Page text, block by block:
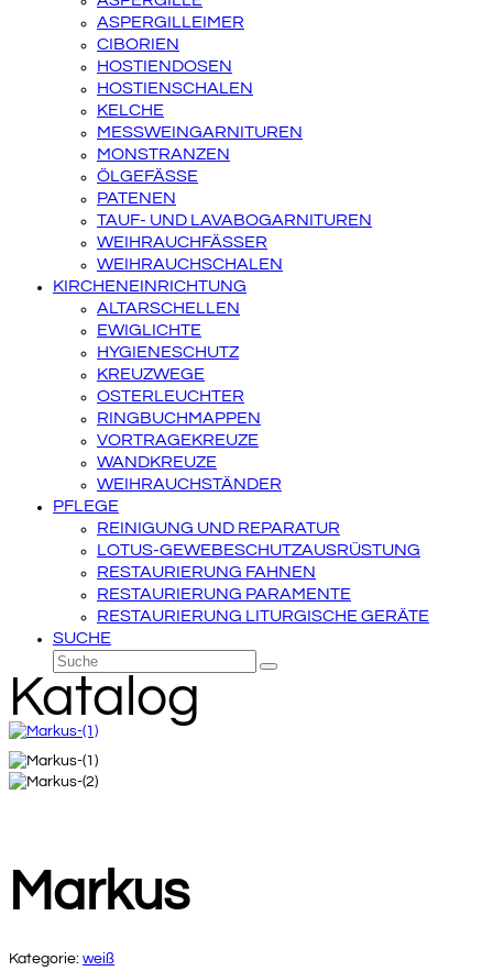
ASPERGILLEIMER
CIBORIEN
HOSTIENDOSEN
HOSTIENSCHALEN
KELCHE
MESSWEINGARNITUREN
MONSTRANZEN
ÖLGEFÄSSE
PATENEN
TAUF- UND LAVABOGARNITUREN
WEIHRAUCHFÄSSER
WEIHRAUCHSCHALEN
KIRCHENEINRICHTUNG
ALTARSCHELLEN
EWIGLICHTE
HYGIENESCHUTZ
KREUZWEGE
OSTERLEUCHTER
RINGBUCHMAPPEN
VORTRAGEKREUZE
WANDKREUZE
WEIHRAUCHSTÄNDER
PFLEGE
REINIGUNG UND REPARATUR
LOTUS-GEWEBESCHUTZAUSRÜSTUNG
RESTAURIERUNG FAHNEN
RESTAURIERUNG PARAMENTE
RESTAURIERUNG LITURGISCHE GERÄTE
SUCHE
Suche
Senden
Katalog
Markus
Kategorie: weiß